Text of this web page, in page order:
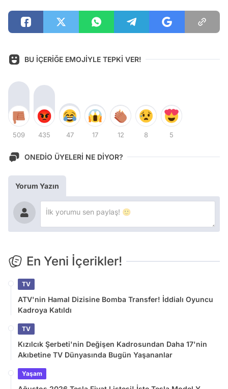
BU İÇERİĞE EMOJİYLE TEPKİ VER!
509 435 47 17 12 8 5
ONEDİO ÜYELERİ NE DİYOR?
Yorum Yazın
En Yeni İçerikler!
TV
ATV'nin Hamal Dizisine Bomba Transfer! İddialı Oyuncu
Kadroya Katıldı
TV
Kızılcık Şerbeti'nin Değişen Kadrosundan Daha 17'nin
Akıbetine TV Dünyasında Bugün Yaşananlar
Yaşam